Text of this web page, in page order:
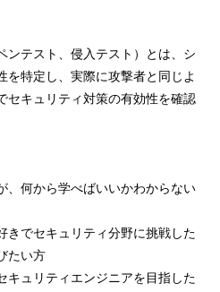
テスト、侵入テスト）とは、シ
を特定し、実際に攻撃者と同じよ
セキュリティ対策の有効性を確認
、何から学べばいいかわからない
きでセキュリティ分野に挑戦した
たい方
キュリティエンジニアを目指した